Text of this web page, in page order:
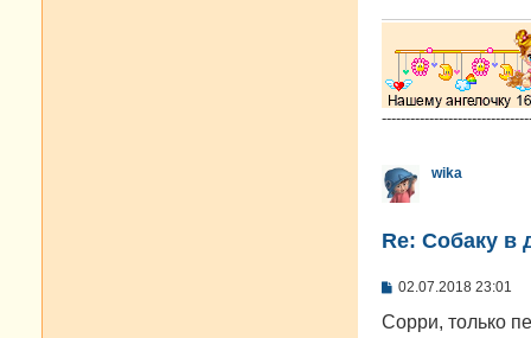
wika
Re: Собаку в
С
о
02.07.2018 23:01
Сорри, только